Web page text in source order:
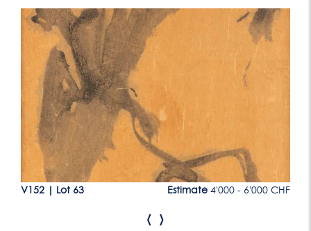
Lot 63
V152 Lot 63 Estimate 4'000 - 6'000 CHF
‹ ›